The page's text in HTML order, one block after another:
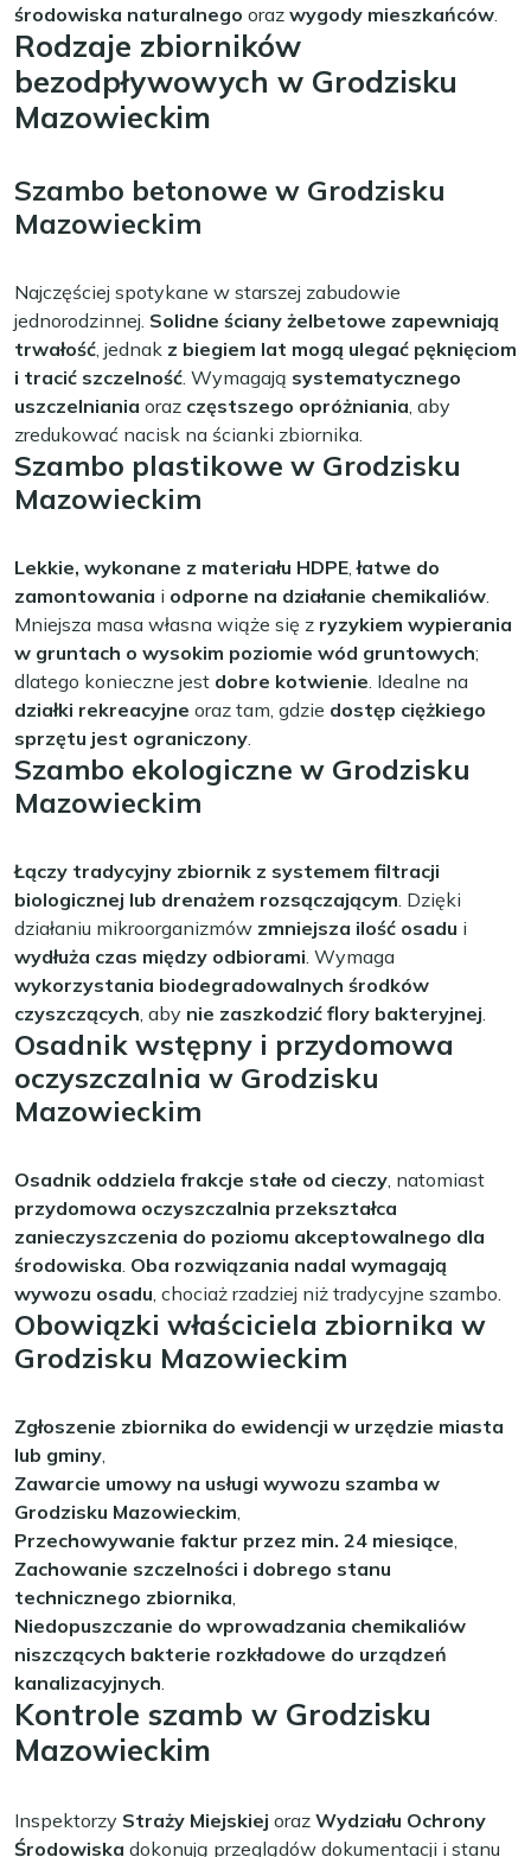
środowiska naturalnego oraz wygody mieszkańców.
Rodzaje zbiorników
bezodpływowych w Grodzisku
Mazowieckim
Szambo betonowe w Grodzisku
Mazowieckim
Najczęściej spotykane w starszej zabudowie
jednorodzinnej. Solidne ściany żelbetowe zapewniają
trwałość, jednak z biegiem lat mogą ulegać pęknięciom
i tracić szczelność. Wymagają systematycznego
uszczelniania oraz częstszego opróżniania, aby
zredukować nacisk na ścianki zbiornika.
Szambo plastikowe w Grodzisku
Mazowieckim
Lekkie, wykonane z materiału HDPE,łatwe do
zamontowania i odporne na działanie chemikaliów.
Mniejsza masa własna wiąże się z ryzykiem wypierania
w gruntach o wysokim poziomie wód gruntowych;
dlatego konieczne jest dobre kotwienie. Idealne na
działki rekreacyjne oraz tam, gdzie dostęp ciężkiego
sprzętu jest ograniczony.
Szambo ekologiczne w Grodzisku
Mazowieckim
Łączy tradycyjny zbiornik z systemem filtracji
biologicznej lub drenażem rozsączającym. Dzięki
działaniu mikroorganizmów zmniejsza ilość osadu i
wydłuża czas między odbiorami. Wymaga
wykorzystania biodegradowalnych środków
czyszczących, aby nie zaszkodzić flory bakteryjnej.
Osadnik wstępny i przydomowa
oczyszczalnia w Grodzisku
Mazowieckim
Osadnik oddziela frakcje stałe od cieczy, natomiast
przydomowa oczyszczalnia przekształca
zanieczyszczenia do poziomu akceptowalnego dla
środowiska. Oba rozwiązania nadal wymagają
wywozu osadu, chociaż rzadziej niż tradycyjne szambo.
Obowiązki właściciela zbiornika w
Grodzisku Mazowieckim
Zgłoszenie zbiornika do ewidencji w urzędzie miasta
lub gminy,
Zawarcie umowy na usługi wywozu szamba w
Grodzisku Mazowieckim,
Przechowywanie faktur przez min. 24 miesiące,
Zachowanie szczelności i dobrego stanu
technicznego zbiornika,
Niedopuszczanie do wprowadzania chemikaliów
niszczących bakterie rozkładowe do urządzeń
kanalizacyjnych.
Kontrole szamb w Grodzisku
Mazowieckim
Inspektorzy Straży Miejskiej oraz Wydziału Ochrony
Środowiska dokonują przeglądów dokumentacji i stanu